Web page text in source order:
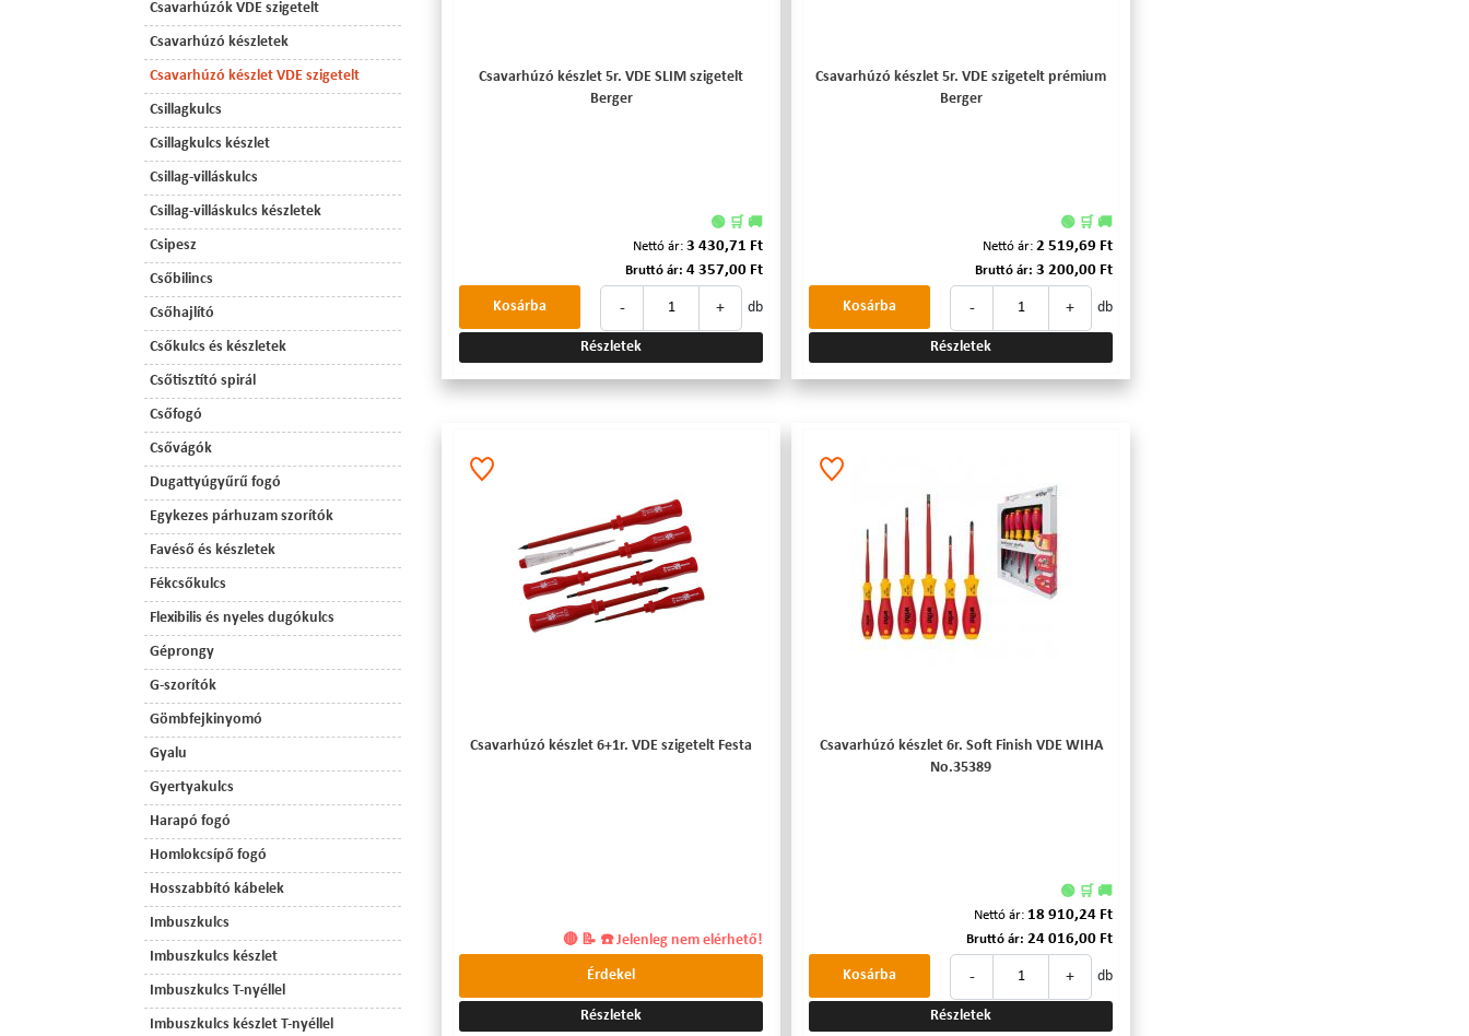
Csavarhúzók VDE szigetelt
Csavarhúzó készletek
Csavarhúzó készlet VDE szigetelt
Csillagkulcs
Csillagkulcs készlet
Csillag-villáskulcs
Csillag-villáskulcs készletek
Csipesz
Csőbilincs
Csőhajlító
Csőkulcs és készletek
Csőtisztító spirál
Csőfogó
Csővágók
Dugattyúgyűrű fogó
Egykezes párhuzam szorítók
Favéső és készletek
Fékcsőkulcs
Flexibilis és nyeles dugókulcs
Géprongy
G-szorítók
Gömbfejkinyomó
Gyalu
Gyertyakulcs
Harapó fogó
Homlokcsípő fogó
Hosszabbító kábelek
Imbuszkulcs
Imbuszkulcs készlet
Imbuszkulcs T-nyéllel
Imbuszkulcs készlet T-nyéllel
Csavarhúzó készlet 5r. VDE SLIM szigetelt
Berger
🟢 🛒 🚚
Nettó ár: 3 430,71 Ft
Bruttó ár: 4 357,00 Ft
- + db
Kosárba
Részletek
Csavarhúzó készlet 5r. VDE szigetelt prémium
Berger
🟢 🛒 🚚
Nettó ár: 2 519,69 Ft
Bruttó ár: 3 200,00 Ft
- + db
Kosárba
Részletek
Csavarhúzó készlet 6+1r. VDE szigetelt Festa
🔴 📝 ☎️ Jelenleg nem elérhető!
Érdekel
Részletek
Csavarhúzó készlet 6r. Soft Finish VDE WIHA
No.35389
🟢 🛒 🚚
Nettó ár: 18 910,24 Ft
Bruttó ár: 24 016,00 Ft
- + db
Kosárba
Részletek